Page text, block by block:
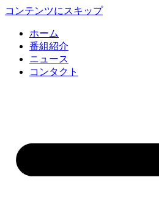
コンテンツにスキップ
ホーム
番組紹介
ニュース
コンタクト